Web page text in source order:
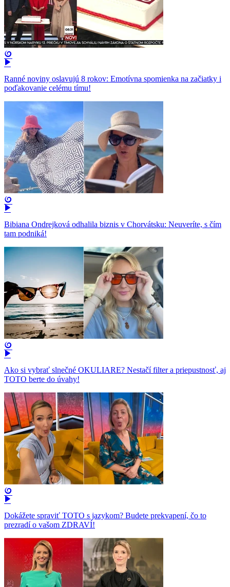
Ranné noviny oslavujú 8 rokov: Emotívna spomienka na začiatky i
poďakovanie celému tímu!
Bibiana Ondrejková odhalila biznis v Chorvátsku: Neuveríte, s čím
tam podniká!
Ako si vybrať slnečné OKULIARE? Nestačí filter a priepustnosť, aj
TOTO berte do úvahy!
Dokážete spraviť TOTO s jazykom? Budete prekvapení, čo to
prezradí o vašom ZDRAVÍ!